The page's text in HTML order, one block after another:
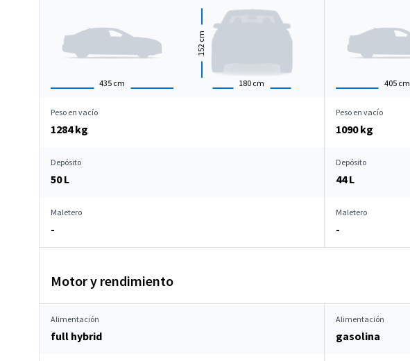
435 cm 180 cm
152
cm
405 cm
Peso en vacío
1284 kg
Peso en vacío
1090 kg
Depósito
50 L
Depósito
44 L
Maletero
-
Maletero
-
Motor y rendimiento
Alimentación
full hybrid
Alimentación
gasolina